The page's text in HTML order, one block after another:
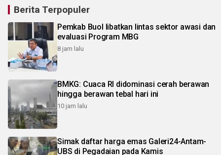
Berita Terpopuler
Pemkab Buol libatkan lintas sektor awasi dan
evaluasi Program MBG
8 jam lalu
BMKG: Cuaca RI didominasi cerah berawan
hingga berawan tebal hari ini
10 jam lalu
Simak daftar harga emas Galeri24-Antam-
UBS di Pegadaian pada Kamis